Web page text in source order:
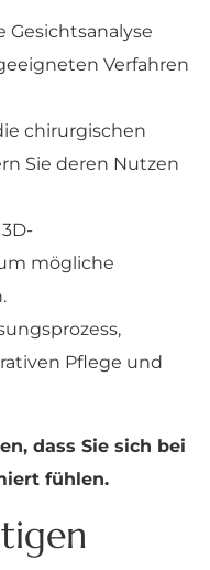
Gesichtsanalyse
Verfahren
chirurgischen
Sie deren Nutzen
mögliche
Pflege und
dass Sie sich bei
fühlen.